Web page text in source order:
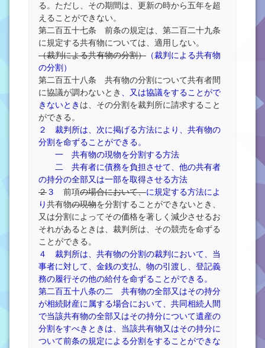
る。ただし、その期間は、更新の時から五年を超
えることができない。
第二百五十七条 前条の規定は、第二百二十九条
に規定する共有物については、適用しない。
（裁判による共有物の分割） （裁判による共有物
の分割）
第二百五十八条 共有物の分割について共有者間
に協議が調わないとき 、又は協議をすることがで
きないとき は、その分割を裁判所に請求すること
ができる。
２ 裁判所は、次に掲げる方法により、共有物の
分割を命ずることができる。
一 共有物の現物を分割する方法
二 共有者に債務を負担させて、他の共有者
の持分の全部又は一部を取得させる方法
２３ 前項の場合において、に規定する方法によ
り共有物の現物を分割することができないとき、
又は分割によってその価格を著しく減少させるお
それがあるときは、裁判所は、その競売を命ずる
ことができる。
４ 裁判所は、共有物の分割の裁判において、当
事者に対して、金銭の支払、物の引渡し、登記義
務の履行その他の給付を命ずることができる。
第二百五十八条の二 共有物の全部又はその持分
が相続財産に属する場合において、共同相続人間
で当該共有物の全部又はその持分について遺産の
分割をすべきときは、当該共有物又はその持分に
ついて前条の規定による分割をすることができな